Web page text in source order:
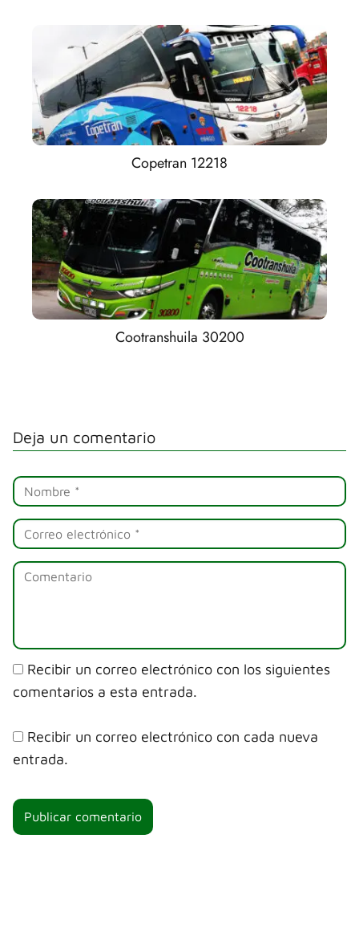
Copetran 12218
Cootranshuila 30200
Deja un comentario
Recibir un correo electrónico con los siguientes
comentarios a esta entrada.
Recibir un correo electrónico con cada nueva
entrada.